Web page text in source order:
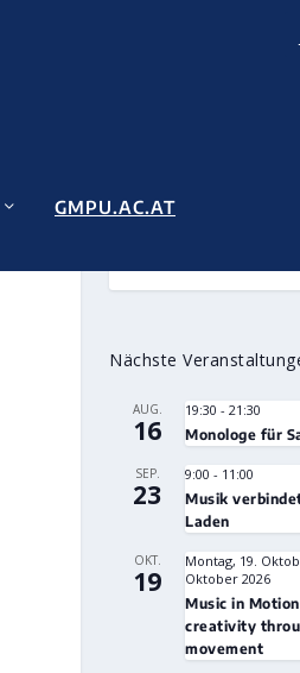
GMPU.AC.AT
Nächste
AUG.
16
19:30 -21:30
Monologe für
SEP.
23
9:00 - 11:00
Musik
Laden
OKT.
19
Montag, 19.
Oktober 2026
Music in
creativity
movement